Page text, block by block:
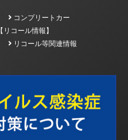
コンプリートカー
【リコール情報】
リコール等関連情報